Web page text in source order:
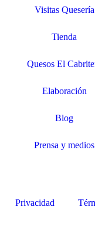
Visitas Quesería
Tienda
Quesos El
Elaboración
Blog
Prensa y medios
Privacidad